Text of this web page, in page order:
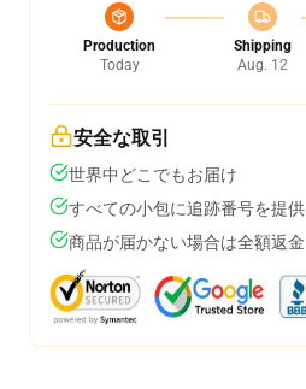
Production
Today
Shipping
Aug. 12
安全な取引
世界中どこでもお届け
すべての小包に追跡番号を提供
商品が届かない場合は全額返金